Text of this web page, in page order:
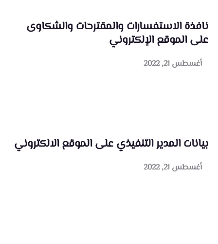
نافذة الاستفسارات والمقترحات والشكاوى
على الموقع الإلكتروني
أغسطس 21, 2022
بيانات المدير التنفيذي على الموقع الالكتروني
أغسطس 21, 2022